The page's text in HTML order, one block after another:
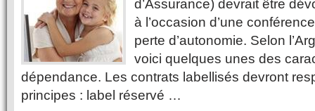
d’Assurance) devrait être
à l’occasion d’une
perte d’autonomie. Selon
voici quelques unes des
dépendance. Les contrats labellisés devront
principes : label réservé …